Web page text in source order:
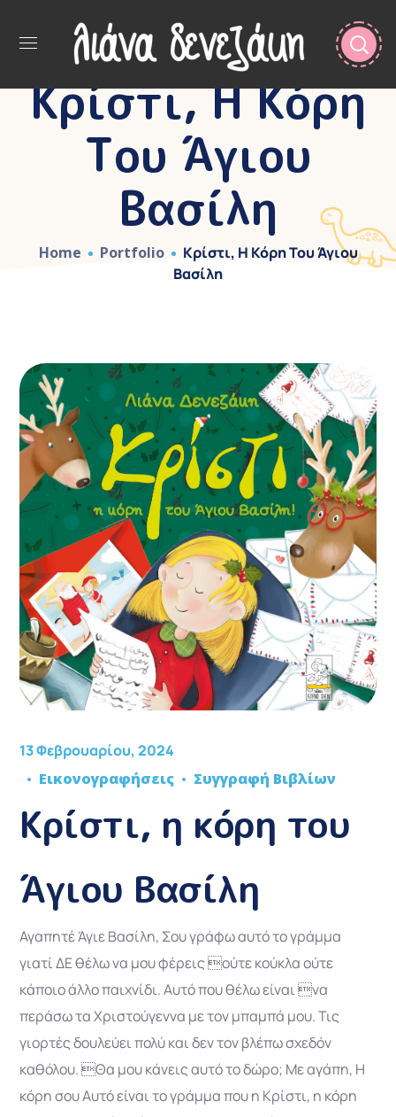
Κρίστι, Η Κόρη
Του Άγιου
Βασίλη
Home Portfolio
Κρίστι, Η Κόρη Του Άγιου
Βασίλη
13 Φεβρουαρίου, 2024
Εικονογραφήσεις
Συγγραφή Βιβλίων
Κρίστι, η κόρη του
Άγιου Βασίλη
Αγαπητέ Άγιε Βασίλη, Σου γράφω αυτό το γράμμα
γιατί ΔΕ θέλω να μου φέρεις ούτε κούκλα ούτε
κάποιο άλλο παιχνίδι. Αυτό που θέλω είναι να
περάσω τα Χριστούγεννα με τον μπαμπά μου. Τις
γιορτές δουλεύει πολύ και δεν τον βλέπω σχεδόν
καθόλου. Θα μου κάνεις αυτό το δώρο; Με αγάπη, Η
κόρη σου Αυτό είναι το γράμμα που η Κρίστι, η κόρη